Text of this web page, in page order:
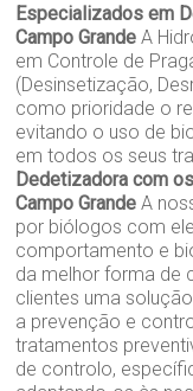
Especializados em
Campo Grande A
em Controle de
(Desinsetização,
como prioridade o
evitando o uso de
em todos os seus
Dedetizadora com
Campo Grande A
por biólogos com
comportamento e
da melhor forma de
clientes uma
a prevenção e
tratamentos
de controlo,